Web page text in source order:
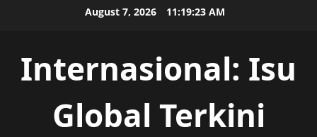
August 7, 2026 11:19:24 AM
Internasional: Isu
Global Terkini